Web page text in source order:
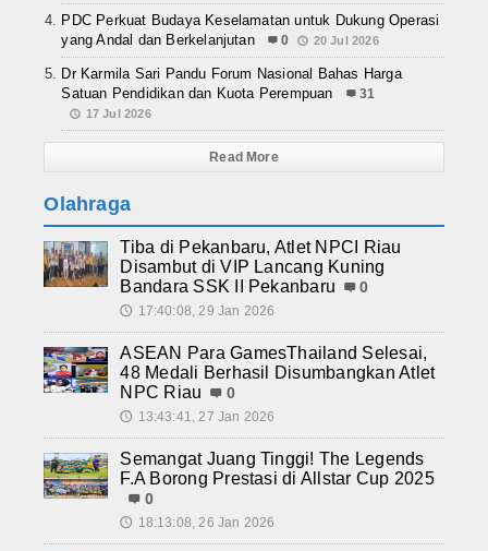
PDC Perkuat Budaya Keselamatan untuk Dukung Operasi
yang Andal dan Berkelanjutan
0 20 Jul 2026
Dr Karmila Sari Pandu Forum Nasional Bahas Harga
Satuan Pendidikan dan Kuota Perempuan
31
17 Jul 2026
Read More
Olahraga
Tiba di Pekanbaru, Atlet NPCI Riau
Disambut di VIP Lancang Kuning
Bandara SSK II Pekanbaru
0
🕔 17:40:08, 29 Jan 2026
ASEAN Para GamesThailand Selesai,
48 Medali Berhasil Disumbangkan Atlet
NPC Riau
0
🕔 13:43:41, 27 Jan 2026
Semangat Juang Tinggi! The Legends
F.A Borong Prestasi di Allstar Cup 2025
0
🕔 18:13:08, 26 Jan 2026